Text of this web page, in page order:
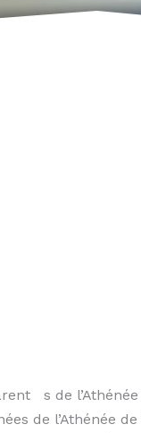
s de
de l’Athénée